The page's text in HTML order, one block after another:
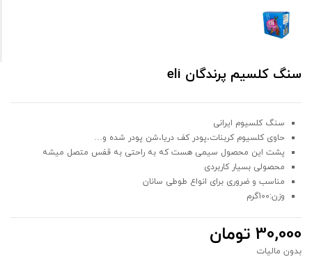
سنگ کلسیم پرندگان eli
سنگ کلسیوم ایرانی
حاوی کلسیوم کربنات،پودر کف دریا،شن پودر شده و…
پشت این محصول سیمی هست که به راحتی به قفس متصل میشه
محصولی بسیار کاربردی
مناسب و ضروری برای انواع طوطی سانان
وزن:100گرم
30,000 تومان
بدون مالیات